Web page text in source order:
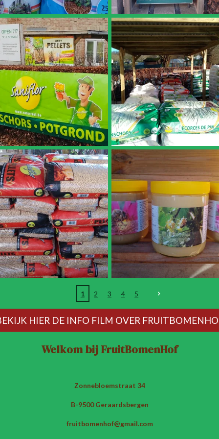
1 2 3 4 5
HIER DE INFO FILM OVER
Welkom bij FruitBomenHof
Zonnebloemstraat 34
B-9500 Geraardsbergen
fruitbomenhof@gmail.com